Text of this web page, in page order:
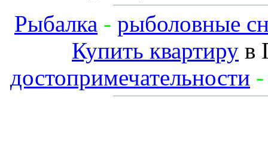
Рыбалка - рыболовные
Купить квартиру в
достопримечательности